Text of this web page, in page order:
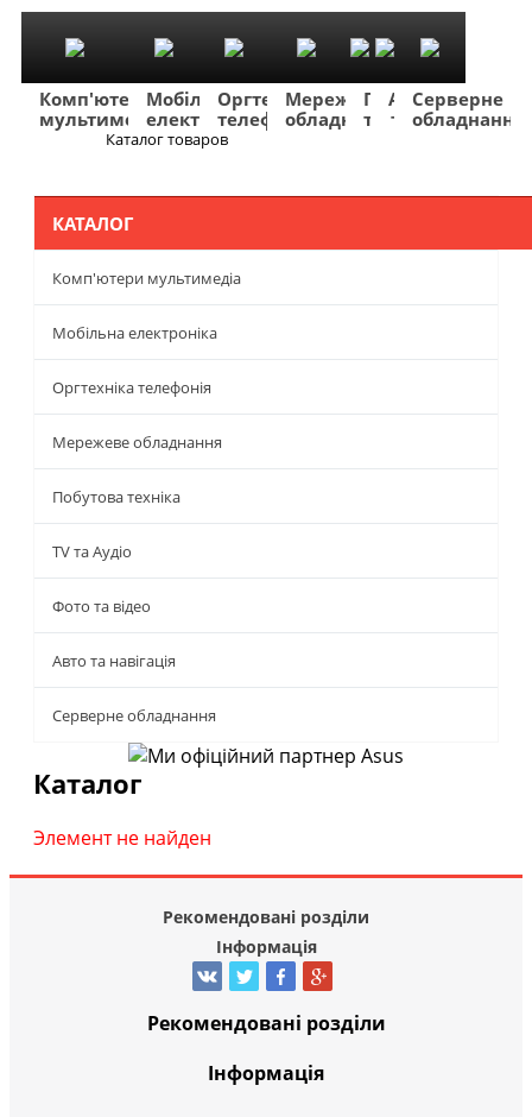
Комп'ютери
мультимедіа
Мобільна
електроніка
Оргтехніка
телефонія
Мережеве
обладнання
Побутова
техніка
TV
та
Фото
та
Авто
та
Серверне
обладнання
Каталог товаров
КАТАЛОГ
Комп'ютери мультимедіа
Мобільна електроніка
Оргтехніка телефонія
Мережеве обладнання
Побутова техніка
TV та Аудіо
Фото та відео
Авто та навігація
Серверне обладнання
Каталог
Элемент не найден
Рекомендовані розділи
Інформація
Рекомендовані розділи
Інформація